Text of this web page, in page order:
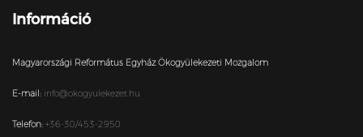
Információ
Magyarországi Református Egyház Ökogyülekezeti Mozgalom
E-mail: info@okogyulekezet.hu
Telefon: +36-30/453-2950